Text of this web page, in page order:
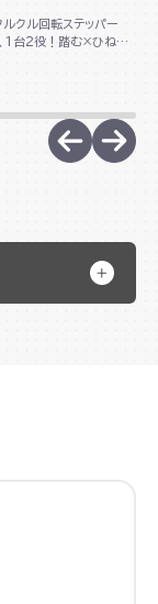
ルクル回転ステッパー
1台2役！踏む×ひねる